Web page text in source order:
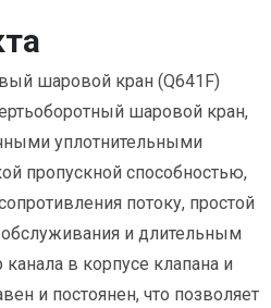
шаровой кран (Q641F)
шаровой кран,
уплотнительными
пропускной способностью,
потоку, простой
обслуживания и длительным
в корпусе клапана и
и постоянен, что позволяет